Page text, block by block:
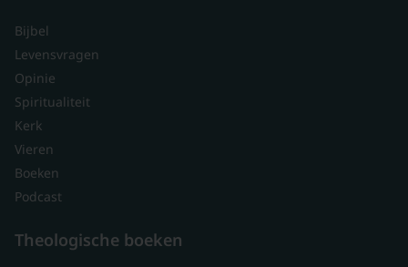
Bijbel
Levensvragen
Opinie
Spiritualiteit
Kerk
Vieren
Boeken
Podcast
Theologische boeken